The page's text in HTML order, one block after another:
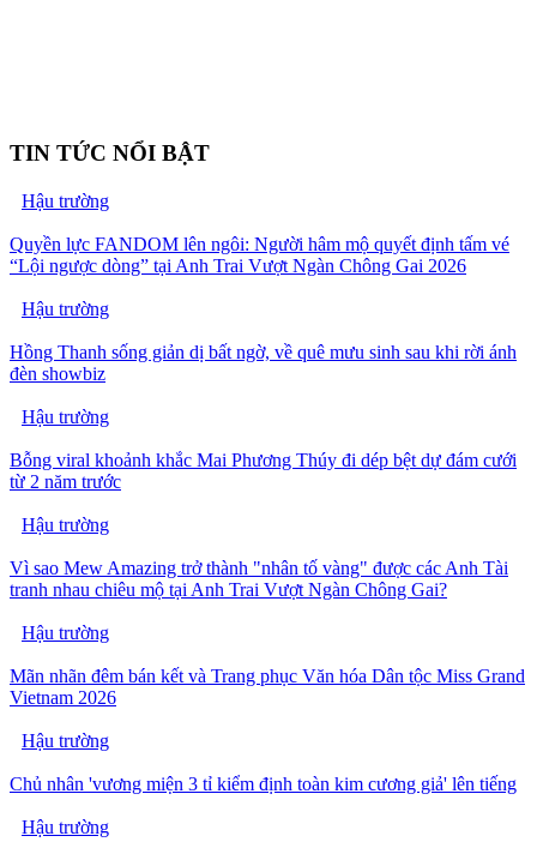
TIN TỨC NỔI BẬT
Hậu trường
Quyền lực FANDOM lên ngôi: Người hâm mộ quyết định tấm vé
“Lội ngược dòng” tại Anh Trai Vượt Ngàn Chông Gai 2026
Hậu trường
Hồng Thanh sống giản dị bất ngờ, về quê mưu sinh sau khi rời ánh
đèn showbiz
Hậu trường
Bỗng viral khoảnh khắc Mai Phương Thúy đi dép bệt dự đám cưới
từ 2 năm trước
Hậu trường
Vì sao Mew Amazing trở thành "nhân tố vàng" được các Anh Tài
tranh nhau chiêu mộ tại Anh Trai Vượt Ngàn Chông Gai?
Hậu trường
Mãn nhãn đêm bán kết và Trang phục Văn hóa Dân tộc Miss Grand
Vietnam 2026
Hậu trường
Chủ nhân 'vương miện 3 tỉ kiểm định toàn kim cương giả' lên tiếng
Hậu trường